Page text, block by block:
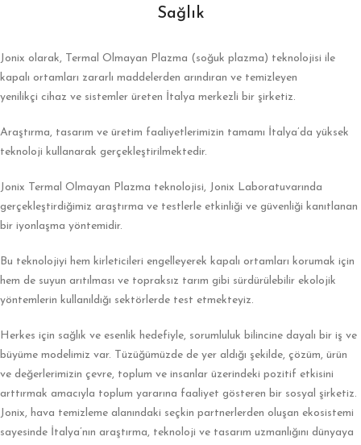
Sağlık
Jonix olarak, Termal Olmayan Plazma (soğuk plazma) teknolojisi ile
kapalı ortamları zararlı maddelerden arındıran ve temizleyen
yenilikçi cihaz ve sistemler üreten İtalya merkezli bir şirketiz.
Araştırma, tasarım ve üretim faaliyetlerimizin tamamı İtalya’da yüksek
teknoloji kullanarak gerçekleştirilmektedir.
Jonix Termal Olmayan Plazma teknolojisi, Jonix Laboratuvarında
gerçekleştirdiğimiz araştırma ve testlerle etkinliği ve güvenliği kanıtlanan
bir iyonlaşma yöntemidir.
Bu teknolojiyi hem kirleticileri engelleyerek kapalı ortamları korumak için
hem de suyun arıtılması ve topraksız tarım gibi sürdürülebilir ekolojik
yöntemlerin kullanıldığı sektörlerde test etmekteyiz.
Herkes için sağlık ve esenlik hedefiyle, sorumluluk bilincine dayalı bir iş ve
büyüme modelimiz var. Tüzüğümüzde de yer aldığı şekilde, çözüm, ürün
ve değerlerimizin çevre, toplum ve insanlar üzerindeki pozitif etkisini
arttırmak amacıyla toplum yararına faaliyet gösteren bir sosyal şirketiz.
Jonix, hava temizleme alanındaki seçkin partnerlerden oluşan ekosistemi
sayesinde İtalya’nın araştırma, teknoloji ve tasarım uzmanlığını dünyaya